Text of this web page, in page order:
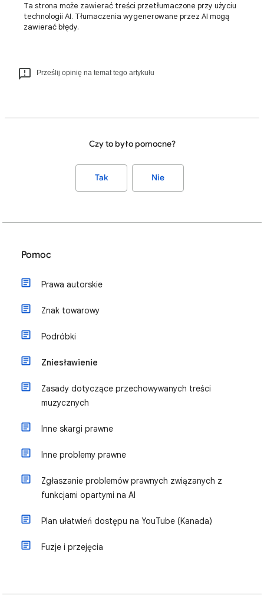
Ta strona może zawierać treści przetłumaczone przy użyciu
technologii AI. Tłumaczenia wygenerowane przez AI mogą
zawierać błędy.
Prześlij opinię na temat tego artykułu
Czy to było pomocne?
Tak Nie
Pomoc
Prawa autorskie
Znak towarowy
Podróbki
Zniesławienie
Zasady dotyczące przechowywanych treści
muzycznych
Inne skargi prawne
Inne problemy prawne
Zgłaszanie problemów prawnych związanych z
funkcjami opartymi na AI
Plan ułatwień dostępu na YouTube (Kanada)
Fuzje i przejęcia